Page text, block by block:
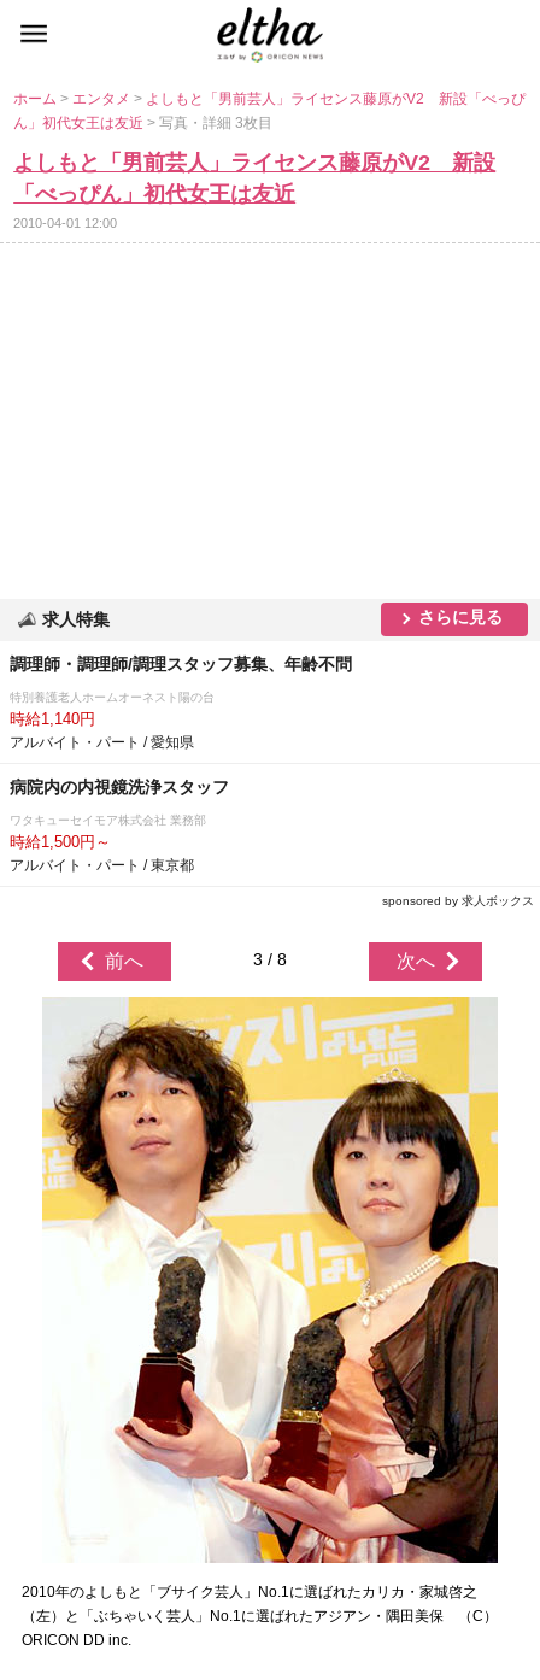
ホーム> エンタメ> よしもと「男前芸人」ライセンス藤原がV2 新設「べっぴ
ん」初代女王は友近> 写真・詳細 3枚目
よしもと「男前芸人」ライセンス藤原がV2 新設
「べっぴん」初代女王は友近
2010-04-01 12:00
求人特集 さらに見る
調理師・調理師/調理スタッフ募集、年齢不問
特別養護老人ホームオーネスト陽の台
時給1,140円
アルバイト・パート / 愛知県
病院内の内視鏡洗浄スタッフ
ワタキューセイモア株式会社 業務部
時給1,500円～
アルバイト・パート / 東京都
sponsored by 求人ボックス
前へ 3 / 8 次へ
2010年のよしもと「ブサイク芸人」No.1に選ばれたカリカ・家城啓之
（左）と「ぶちゃいく芸人」No.1に選ばれたアジアン・隅田美保 （C）
ORICON DD inc.